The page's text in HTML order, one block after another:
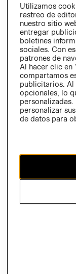
Uruguay ($U)
El contenido de
propiedad de H&M
Utilizamos
rastreo de
nuestro sitio
entregar
boletines
sociales. Con
patrones de
Al hacer clic en
compartamos
publicitarios. Al
opcionales, lo
personalizar
de datos para